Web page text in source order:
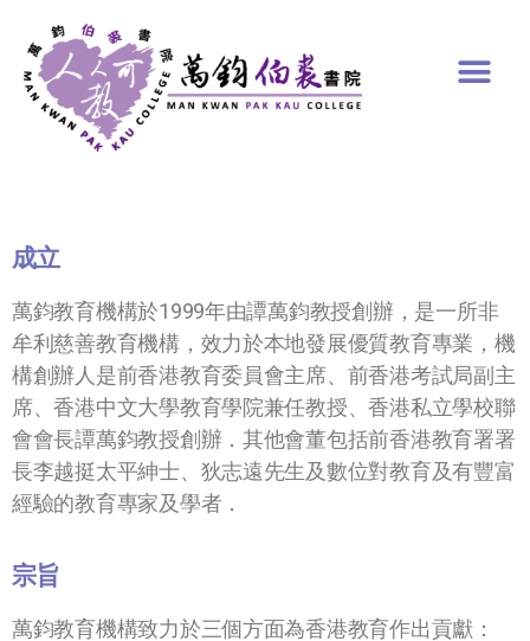
成立
萬鈞教育機構於1999年由譚萬鈞教授創辦，是一所非
牟利慈善教育機構，效力於本地發展優質教育專業，機
構創辦人是前香港教育委員會主席、前香港考試局副主
席、香港中文大學教育學院兼任教授、香港私立學校聯
會會長譚萬鈞教授創辦．其他會董包括前香港教育署署
長李越挺太平紳士、狄志遠先生及數位對教育及有豐富
經驗的教育專家及學者．
宗旨
萬鈞教育機構致力於三個方面為香港教育作出貢獻：